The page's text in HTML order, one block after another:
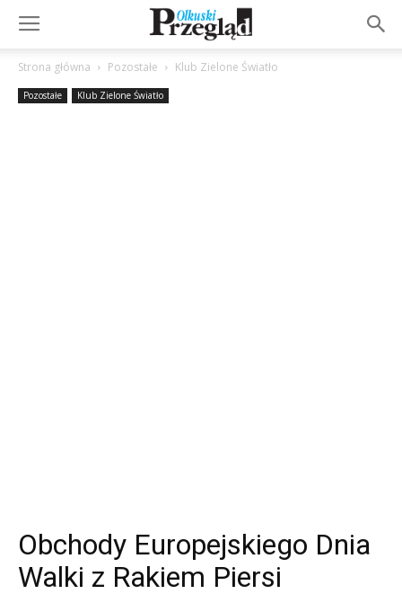
Strona główna Pozostałe Klub Zielone Światło
Pozostałe Klub Zielone Światło
Obchody Europejskiego Dnia
Walki z Rakiem Piersi